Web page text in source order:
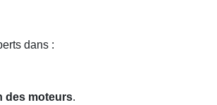
dans :
des moteurs.